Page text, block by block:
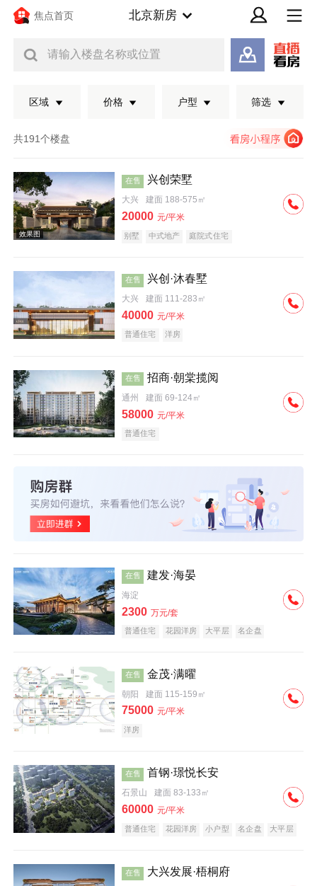
焦点首页 北京新房
请输入楼盘名称或位置
区域 价格 户型 筛选
共191个楼盘
效果图
在售 兴创荣墅
大兴 建面 188-575㎡
20000 元/平米
别墅 中式地产 庭院式住宅
在售 兴创·沐春墅
大兴 建面 111-283㎡
40000 元/平米
普通住宅 洋房
在售 招商·朝棠揽阅
通州 建面 69-124㎡
58000 元/平米
普通住宅
在售 建发·海晏
海淀
2300 万元/套
普通住宅 花园洋房 大平层
名企盘
在售 金茂·满曜
朝阳 建面 115-159㎡
75000 元/平米
洋房
在售 首钢·璟悦长安
石景山 建面 83-133㎡
60000 元/平米
普通住宅 花园洋房 小户型 名企盘 大平层
在售 大兴发展·梧桐府